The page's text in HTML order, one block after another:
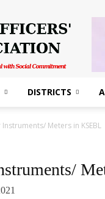
DISTRICTS
Meters in KSEBL